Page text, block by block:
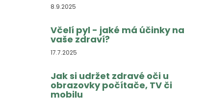
8.9.2025
Včelí pyl - jaké má účinky na
vaše zdraví?
17.7.2025
Jak si udržet zdravé oči u
obrazovky počítače, TV či
mobilu